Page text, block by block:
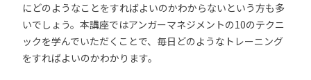
にどのようなことをすればよいのかわからないという方も多
いでしょう。本講座ではアンガーマネジメントの10のテクニ
ックを学んでいただくことで、毎日どのようなトレーニング
をすればよいのかわかります。